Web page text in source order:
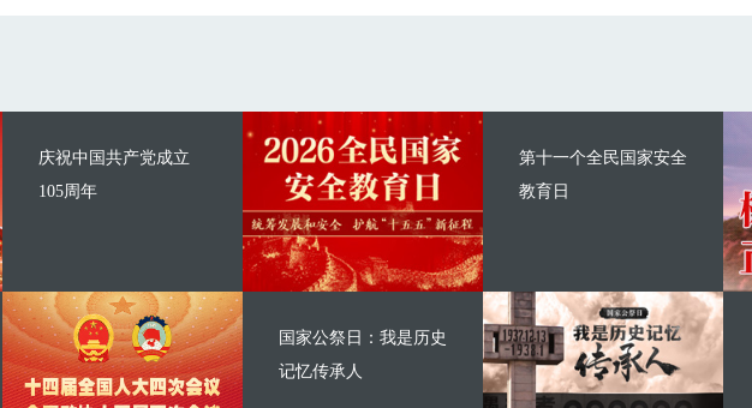
庆祝中国共产党成立
105周年
第十一个全民国家安全
教育日
国家公祭日：我是历史
记忆传承人